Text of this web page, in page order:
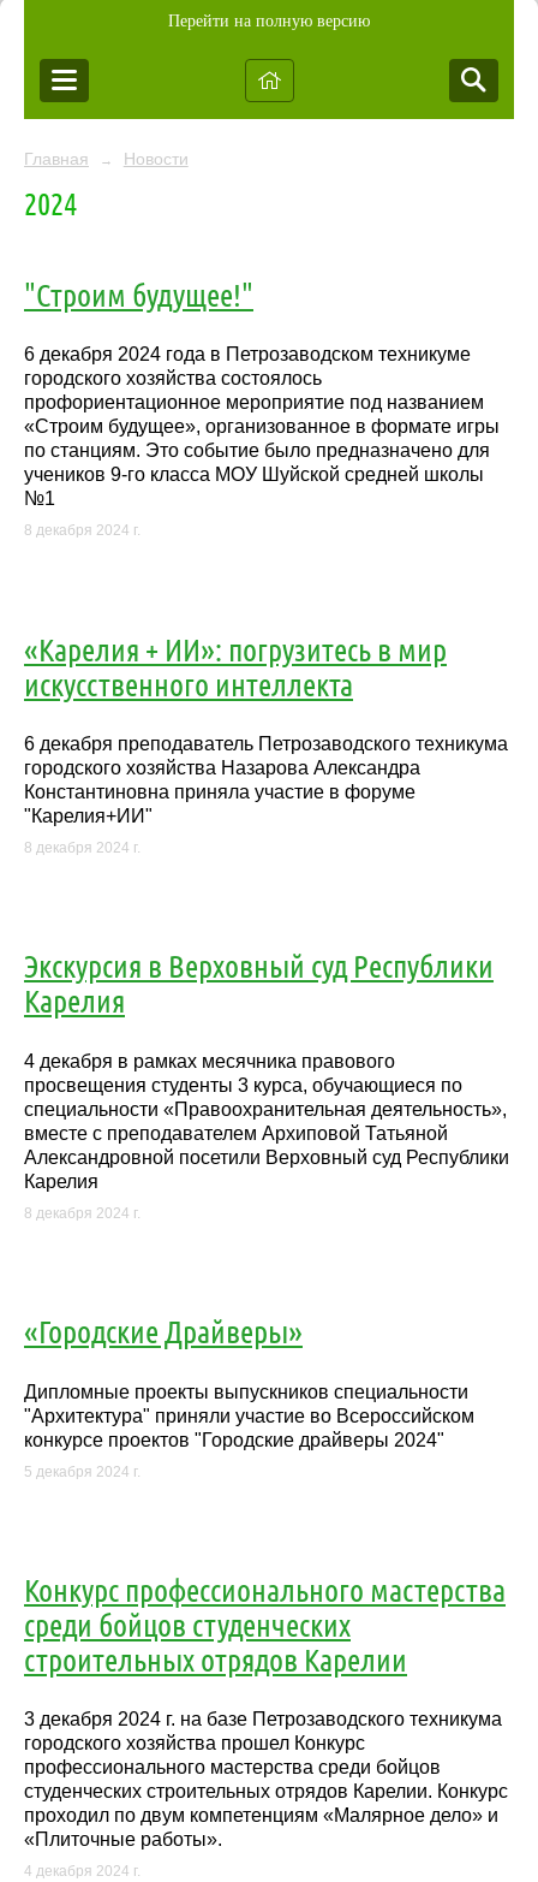
Перейти на полную версию
Главная → Новости
2024
"Строим будущее!"
6 декабря 2024 года в Петрозаводском техникуме
городского хозяйства состоялось
профориентационное мероприятие под названием
«Строим будущее», организованное в формате игры
по станциям. Это событие было предназначено для
учеников 9-го класса МОУ Шуйской средней школы
№1
8 декабря 2024 г.
«Карелия + ИИ»: погрузитесь в мир
искусственного интеллекта
6 декабря преподаватель Петрозаводского техникума
городского хозяйства Назарова Александра
Константиновна приняла участие в форуме
"Карелия+ИИ"
8 декабря 2024 г.
Экскурсия в Верховный суд Республики
Карелия
4 декабря в рамках месячника правового
просвещения студенты 3 курса, обучающиеся по
специальности «Правоохранительная деятельность»,
вместе с преподавателем Архиповой Татьяной
Александровной посетили Верховный суд Республики
Карелия
8 декабря 2024 г.
«Городские Драйверы»
Дипломные проекты выпускников специальности
"Архитектура" приняли участие во Всероссийском
конкурсе проектов "Городские драйверы 2024"
5 декабря 2024 г.
Конкурс профессионального мастерства
среди бойцов студенческих
строительных отрядов Карелии
3 декабря 2024 г. на базе Петрозаводского техникума
городского хозяйства прошел Конкурс
профессионального мастерства среди бойцов
студенческих строительных отрядов Карелии. Конкурс
проходил по двум компетенциям «Малярное дело» и
«Плиточные работы».
4 декабря 2024 г.